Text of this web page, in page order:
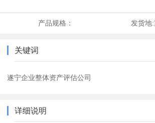
产品规格： 发货地:
关键词
遂宁企业整体资产评估公司
详细说明